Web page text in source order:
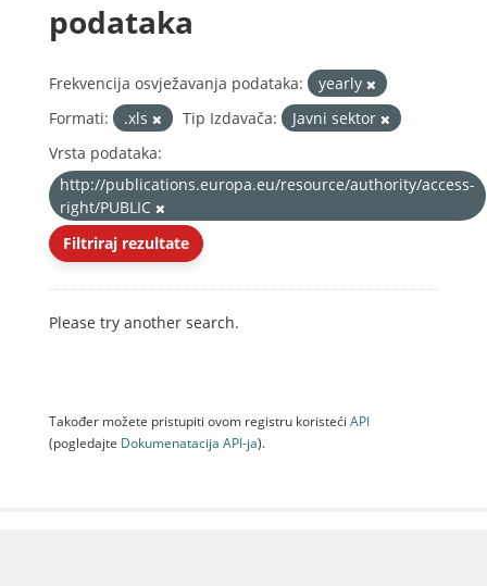
podataka
Frekvencija osvježavanja podataka:
yearly
Formati:
.xls Tip Izdavača:
Javni sektor
Vrsta podataka:
http://publications.europa.eu/resource/authority/access-
right/PUBLIC
Filtriraj rezultate
Please try another search.
Također možete pristupiti ovom registru koristeći API
(pogledajte Dokumenаtаcijа API-jа).